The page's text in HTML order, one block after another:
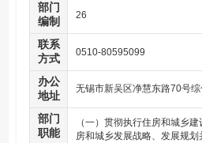
部门
编制
26
联系
方式
0510-80595099
办公
地址
无锡市新吴区净慧东路70号
部门
职能
（一）贯彻执行住房和城乡
房和城乡发展战略、发展规